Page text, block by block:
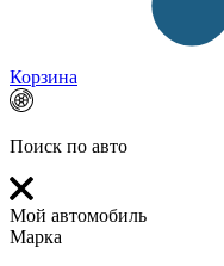
Корзина
Поиск по авто
Мой автомобиль
Марка